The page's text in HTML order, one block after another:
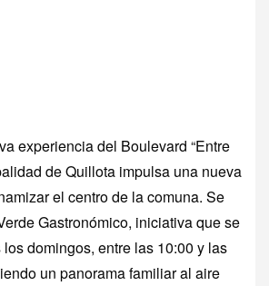
experiencia del Boulevard “Entre
deQuillota impulsa una nueva
el centro de la comuna. Se
Gastronómico, iniciativa que se
domingos, entre las 10:00 y las
un panorama familiar al aire